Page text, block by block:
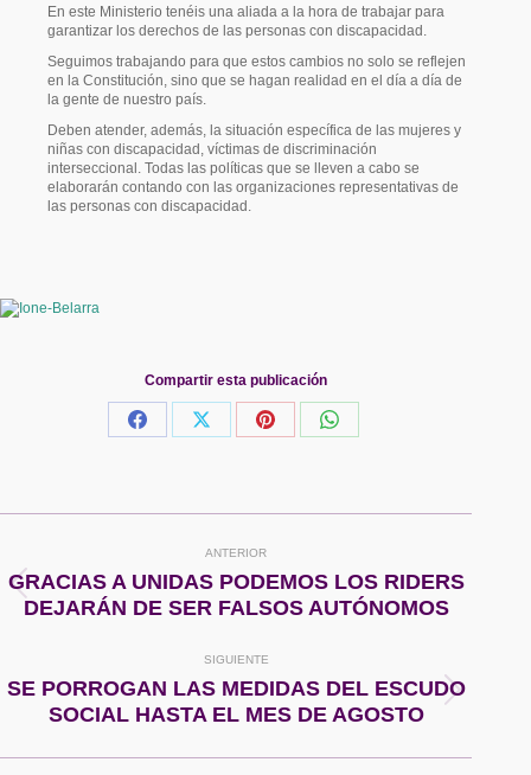
En este Ministerio tenéis una aliada a la hora de trabajar para
garantizar los derechos de las personas con discapacidad.
Seguimos trabajando para que estos cambios no solo se reflejen
en la Constitución, sino que se hagan realidad en el día a día de
la gente de nuestro país.
Deben atender, además, la situación específica de las mujeres y
niñas con discapacidad, víctimas de discriminación
interseccional. Todas las políticas que se lleven a cabo se
elaborarán contando con las organizaciones representativas de
las personas con discapacidad.
Compartir esta publicación
Share
Share
Share
Share
entre
ANTERIOR
Publicación
anterior:
GRACIAS A UNIDAS PODEMOS LOS RIDERS
DEJARÁN DE SER FALSOS AUTÓNOMOS
SIGUIENTE
Publicación
siguiente:
SE PORROGAN LAS MEDIDAS DEL ESCUDO
SOCIAL HASTA EL MES DE AGOSTO